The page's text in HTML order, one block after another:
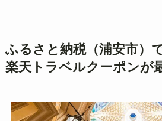
ふるさと納税（浦安市）
楽天トラベルクーポンが